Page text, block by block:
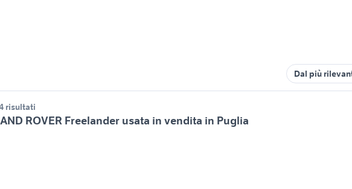
Dal più
risultati
ROVER Freelander usata in vendita in Puglia